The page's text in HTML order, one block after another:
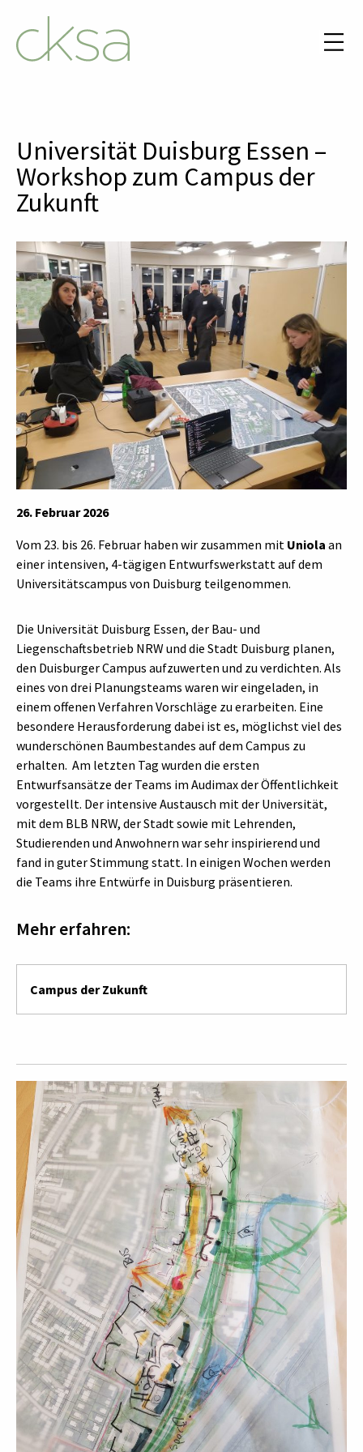
Universität Duisburg Essen –
Workshop zum Campus der
Zukunft
26. Februar 2026
Vom 23. bis 26. Februar haben wir zusammen mit Uniola an
einer intensiven, 4-tägigen Entwurfswerkstatt auf dem
Universitätscampus von Duisburg teilgenommen.
Die Universität Duisburg Essen, der Bau- und
Liegenschaftsbetrieb NRW und die Stadt Duisburg planen,
den Duisburger Campus aufzuwerten und zu verdichten. Als
eines von drei Planungsteams waren wir eingeladen, in
einem offenen Verfahren Vorschläge zu erarbeiten. Eine
besondere Herausforderung dabei ist es, möglichst viel des
wunderschönen Baumbestandes auf dem Campus zu
erhalten. Am letzten Tag wurden die ersten
Entwurfsansätze der Teams im Audimax der Öffentlichkeit
vorgestellt. Der intensive Austausch mit der Universität,
mit dem BLB NRW, der Stadt sowie mit Lehrenden,
Studierenden und Anwohnern war sehr inspirierend und
fand in guter Stimmung statt. In einigen Wochen werden
die Teams ihre Entwürfe in Duisburg präsentieren.
Mehr erfahren:
Campus der Zukunft